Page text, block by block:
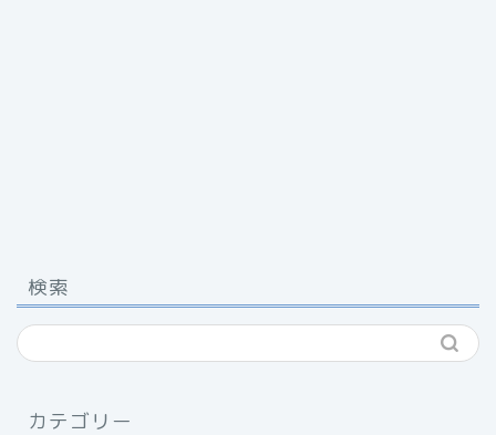
検索
カテゴリー